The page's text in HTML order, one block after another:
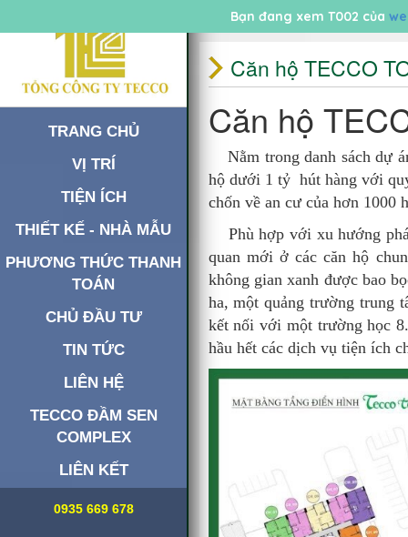
TRANG CHỦ
VỊ TRÍ
TIỆN ÍCH
THIẾT KẾ - NHÀ MẪU
PHƯƠNG THỨC THANH
TOÁN
CHỦ ĐẦU TƯ
TIN TỨC
LIÊN HỆ
TECCO ĐẦM SEN
COMPLEX
LIÊN KẾT
0935 669 678
Căn hộ TECCO
Căn hộ
Nằm trong danh sách dự
hộ dưới 1 tỷ hút hàng với
chốn về an cư của hơn 1000
Phù hợp với xu hướng
quan mới ở các căn hộ
không gian xanh được bao
ha, một quảng trường trung
kết nối với một trường học
hầu hết các dịch vụ tiện ích
Bạn đang xem T002 của